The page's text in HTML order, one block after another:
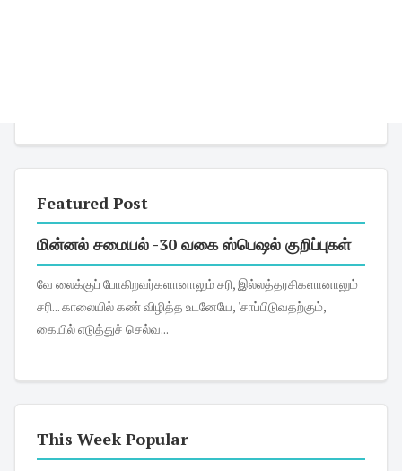
Featured Post
மின்னல் சமையல் -30 வகை ஸ்பெஷல் குறிப்புகள்
வே லைக்குப் போகிறவர்களானாலும் சரி, இல்லத்தரசிகளானாலும்
சரி... காலையில் கண் விழித்த உடனேயே, 'சாப்பிடுவதற்கும்,
கையில் எடுத்துச் செல்வ...
This Week Popular